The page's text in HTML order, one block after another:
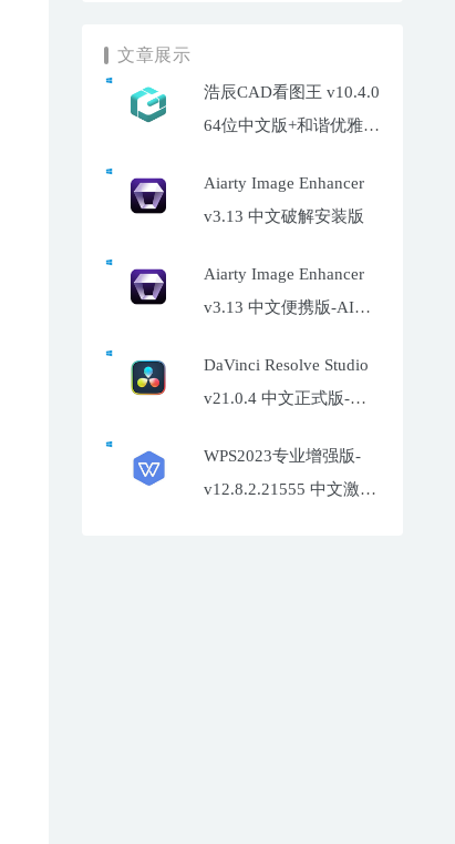
文章展示
浩辰CAD看图王 v10.4.0
64位中文版+和谐优雅补
Aiarty Image Enhancer
v3.13 中文破解安装版
Aiarty Image Enhancer
v3.13 中文便携版-AI照
DaVinci Resolve Studio
v21.0.4 中文正式版-达
WPS2023专业增强版-
v12.8.2.21555 中文激活